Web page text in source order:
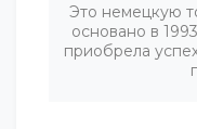
Это немецкую
основано в
приобрела